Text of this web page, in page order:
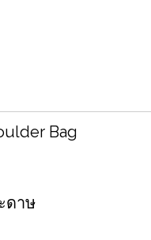
Bag
ดาษ